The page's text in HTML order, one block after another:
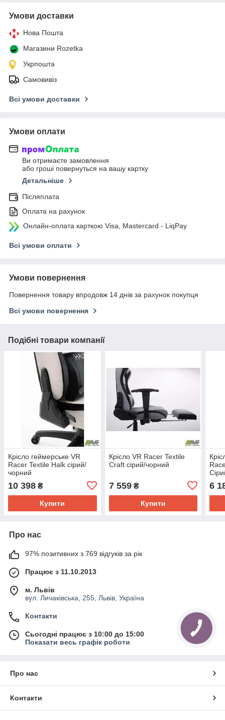
Умови доставки
Нова Пошта
Магазини Rozetka
Укрпошта
Самовивіз
Всі умови доставки
Умови оплати
Ви отримаєте замовлення
або гроші повернуться на вашу картку
Детальніше
Післяплата
Оплата на рахунок
Онлайн-оплата карткою Visa, Mastercard - LiqPay
Всі умови оплати
Умови повернення
Повернення товару впродовж 14 днів за рахунок покупця
Всі умови повернення
Подібні товари компанії
Крісло геймерське VR
Racer Textile Halk сірий/
чорний
10 398 ₴
Купити
Крісло VR Racer Textile
Craft сірий/чорний
7 559₴
Купити
6
Про нас
97% позитивних з 769 відгуків за рік
Працює з 11.10.2013
м. Львів
вул. Личаківська, 255, Львів, Україна
Контакти
Сьогодні працює з 10:00 до 15:00
Показати весь графік роботи
Про нас
Контакти